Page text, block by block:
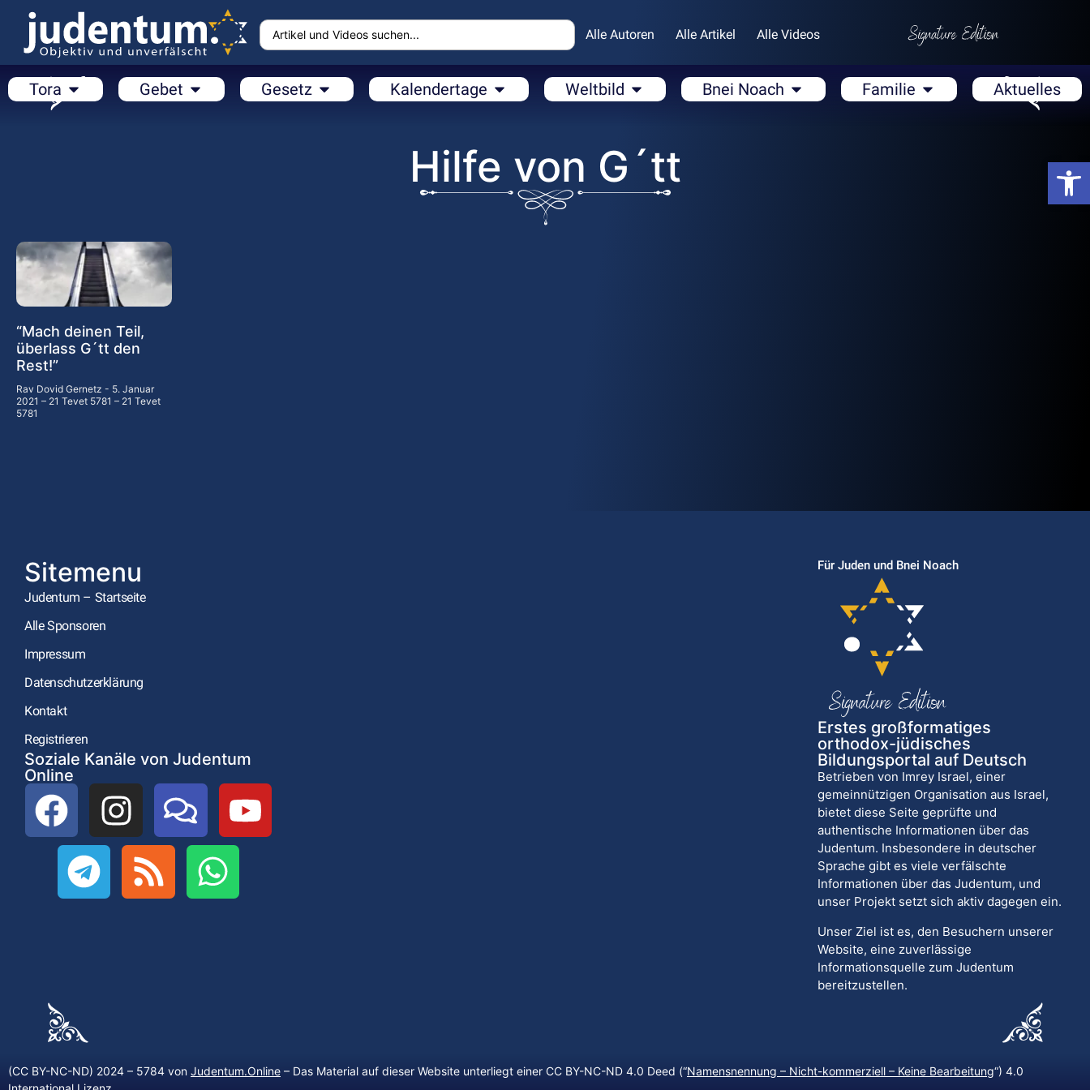
Alle Autoren Alle Artikel Alle Videos
Tora Gebet Gesetz Kalendertage Weltbild Bnei Noach Familie Aktuelles
Hilfe von G´tt
“Mach deinen Teil,
überlass G´tt den
Rest!”
Rav Dovid Gernetz
5. Januar
2021 – 21 Tevet 5781 – 21 Tevet
5781
Sitemenu
Judentum – Startseite
Alle Sponsoren
Impressum
Datenschutzerklärung
Kontakt
Registrieren
Soziale Kanäle von Judentum
Online
Für Juden und Bnei Noach
Erstes großformatiges
orthodox-jüdisches
Bildungsportal auf Deutsch
Betrieben von Imrey Israel, einer
gemeinnützigen Organisation aus Israel,
bietet diese Seite geprüfte und
authentische Informationen über das
Judentum. Insbesondere in deutscher
Sprache gibt es viele verfälschte
Informationen über das Judentum, und
unser Projekt setzt sich aktiv dagegen ein.
Unser Ziel ist es, den Besuchern unserer
Website, eine zuverlässige
Informationsquelle zum Judentum
bereitzustellen.
(CC BY-NC-ND) 2024 – 5784 von Judentum.Online – Das Material auf dieser Website unterliegt einer CC BY-NC-ND 4.0 Deed (“Namensnennung – Nicht-kommerziell – Keine Bearbeitung“) 4.0